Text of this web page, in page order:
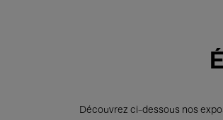
Découvrez ci-dessous nos